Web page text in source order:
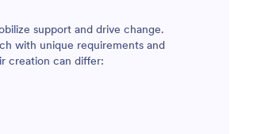
support and drive change.
with unique requirements and
creation can differ: